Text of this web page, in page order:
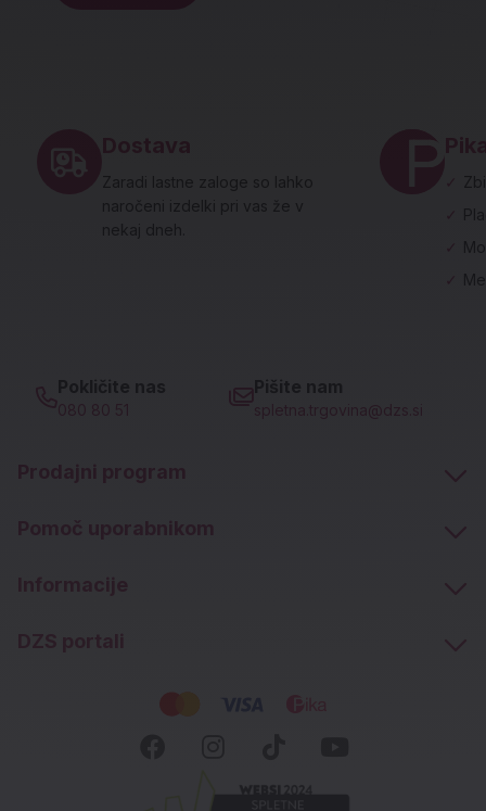
Dostava
Zaradi lastne zaloge so lahko
naročeni izdelki pri vas že v
nekaj dneh.
✓
✓
✓
Pokličite nas
080 80 51
Pišite nam
spletna.trgovina@dzs.si
Prodajni program
Pomoč uporabnikom
Informacije
DZS portali